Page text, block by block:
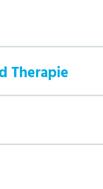
Therapie